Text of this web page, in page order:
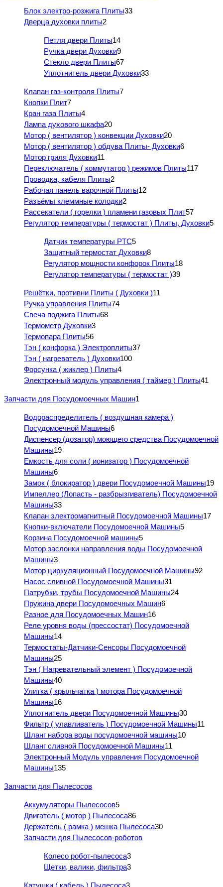
Блок электро-розжига Плиты33
Дверца духовки плиты2
Петля двери Плиты14
Ручка двери Духовки9
Стекло двери Плиты67
Уплотнитель двери Духовки33
Клапан газ-контроля Плиты7
Кнопки Плит7
Кран газа Плиты4
Лампа духового шкафа20
Мотор ( вентилятор ) конвекции Духовки20
Мотор ( вентилятор ) обдува Плиты- Духовки6
Мотор гриля Духовки11
Переключатель ( коммутатор ) режимов Плиты117
Проводка, кабеля Плиты2
Рабочая панель варочной Плиты12
Разъёмы клеммные колодки2
Рассекатели ( горелки ) пламени газовых Плит57
Регулятор температуры ( термостат ) Плиты, Духовки5
Датчик температуры PTC5
Защитный термостат Духовки8
Регулятор мощности конфорок Плиты18
Регулятор температуры ( термостат )39
Решётки, противни Плиты ( Духовки )11
Ручка управления Плиты74
Свеча поджига Плиты68
Термометр Духовки3
Термопара Плиты56
Тэн ( конфорка ) Электроплиты37
Тэн ( нагреватель ) Духовки100
Форсунка ( жиклер ) Плиты4
Электронный модуль управления ( таймер ) Плиты41
Запчасти для Посудомоечных Машин1
Водораспределитель ( воздушная камера )
Посудомоечной Машины6
Диспенсер (дозатор) моющего средства Посудомоечной
Машины19
Емкость для соли ( ионизатор ) Посудомоечной
Машины6
Замок ( блокиратор ) двери Посудомоечной Машины19
Импеллер (Лопасть - разбрызгиватель) Посудомоечной
Машины33
Клапан электромагнитный Посудомоечной Машины17
Кнопки-включатели Посудомоечной Машины5
Корзина Посудомоечной машины5
Мотор заслонки направления воды Посудомоечной
Машины3
Мотор циркуляционный Посудомоечной Машины92
Насос сливной Посудомоечной Машины31
Патрубки, трубы Посудомоечной Машины24
Пружина двери Посудомоечных Машин6
Разное для Посудомоечных Машин16
Реле уровня воды (прессостат) Посудомоечной
Машины14
Термостаты-Датчики-Сенсоры Посудомоечной
Машины25
Тэн ( Нагревательный элемент ) Посудомоечной
Машины40
Улитка ( крыльчатка ) мотора Посудомоечной
Машины16
Уплотнитель двери Посудомоечной Машины30
Фильтр ( улавливатель ) Посудомоечной Машины11
Шланг набора воды посудомоечной машины10
Шланг сливной Посудомоечной Машины11
Электронный Модуль управления Посудомоечной
Машины135
Запчасти для Пылесосов
Аккумуляторы Пылесосов5
Двигатель ( мотор ) Пылесоса86
Держатель ( рамка ) мешка Пылесоса30
Запчасти для Пылесосов-роботов
Колесо робот-пылесоса3
Щетки, валики, фильтра3